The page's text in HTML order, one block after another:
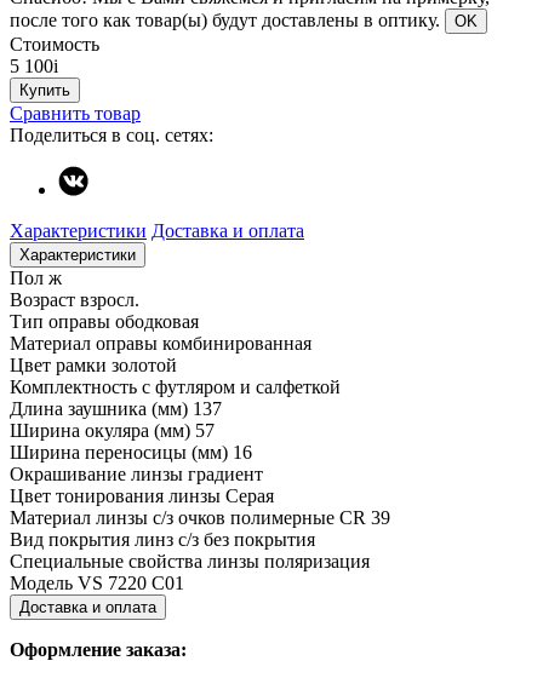
после того как товар(ы) будут доставлены в оптику.
OK
Стоимость
5 100i
Купить
Сравнить товар
Поделиться в соц. сетях:
Характеристики Доставка и оплата
Характеристики
Пол ж
Возраст взросл.
Тип оправы ободковая
Материал оправы комбинированная
Цвет рамки золотой
Комплектность с футляром и салфеткой
Длина заушника (мм) 137
Ширина окуляра (мм) 57
Ширина переносицы (мм) 16
Окрашивание линзы градиент
Цвет тонирования линзы Серая
Материал линзы с/з очков полимерные CR 39
Вид покрытия линз с/з без покрытия
Специальные свойства линзы поляризация
Модель VS 7220 C01
Доставка и оплата
Оформление заказа: